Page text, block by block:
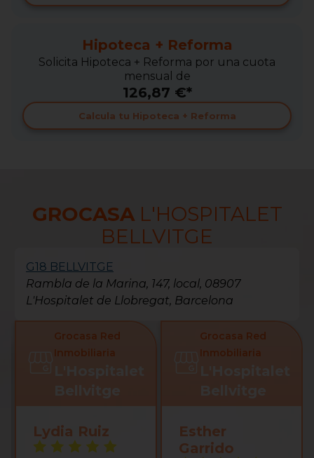
Hipoteca + Reforma
Solicita Hipoteca + Reforma por una cuota
mensual de
126,87 €*
Calcula tu Hipoteca + Reforma
GROCASA L'HOSPITALET
BELLVITGE
G18 BELLVITGE
Rambla de la Marina, 147, local, 08907
L'Hospitalet de Llobregat, Barcelona
Grocasa Red
Inmobiliaria
Lydia Ruiz
Grocasa Red
Inmobiliaria
Esther
Garrido